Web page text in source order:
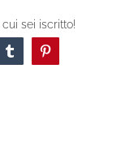
sei iscritto!
TumblrPinterest